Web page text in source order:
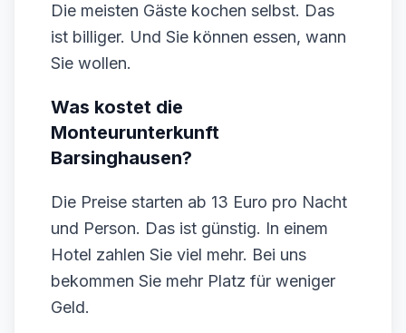
Die meisten Gäste kochen selbst. Das
ist billiger. Und Sie können essen, wann
Sie wollen.
Was kostet die
Monteurunterkunft
Barsinghausen?
Die Preise starten ab 13 Euro pro Nacht
und Person. Das ist günstig. In einem
Hotel zahlen Sie viel mehr. Bei uns
bekommen Sie mehr Platz für weniger
Geld.